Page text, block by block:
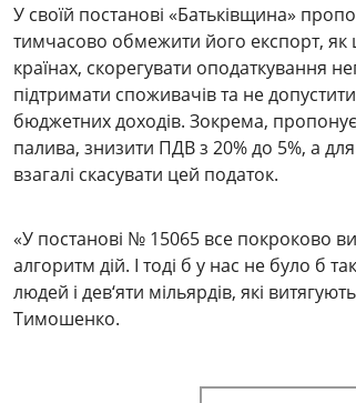
У своїй постанові «Батьківщина»
тимчасово обмежити його експорт, як
країнах, скорегувати оподаткування
підтримати споживачів та не
бюджетних доходів. Зокрема,
палива, знизити ПДВ з 20% до 5%, а
взагалі скасувати цей податок.
«У постанові № 15065 все покроково
алгоритм дій. І тоді б у нас не було б
людей і дев‘яти мільярдів, які
Тимошенко.